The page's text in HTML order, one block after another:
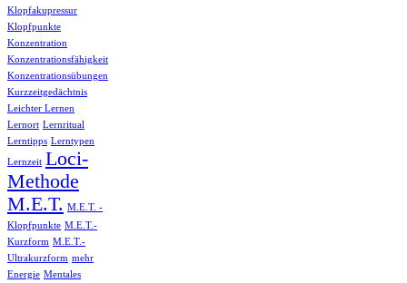
Klopfakupressur
Klopfpunkte
Konzentration
Konzentrationsfähigkeit
Konzentrationsübungen
Kurzzeitgedächtnis
Leichter Lernen
Lernort Lernritual
Lerntipps Lerntypen
Lernzeit Loci-
Methode
M.E.T. M.E.T. -
Klopfpunkte M.E.T.-
Kurzform M.E.T.-
Ultrakurzform mehr
Energie Mentales